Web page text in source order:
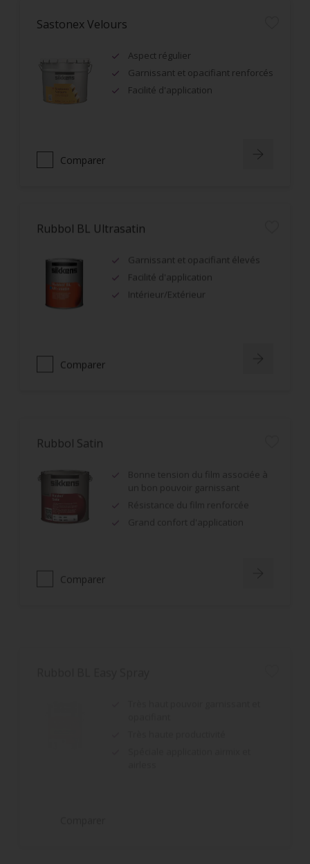
Sastonex Velours
Aspect régulier
Garnissant et opacifiant renforcés
Facilité d'application
Comparer
Rubbol BL Ultrasatin
Garnissant et opacifiant élevés
Facilité d'application
Intérieur/Extérieur
Comparer
un bon pouvoir garnissant
Résistance du film renforcée
Grand confort d'application